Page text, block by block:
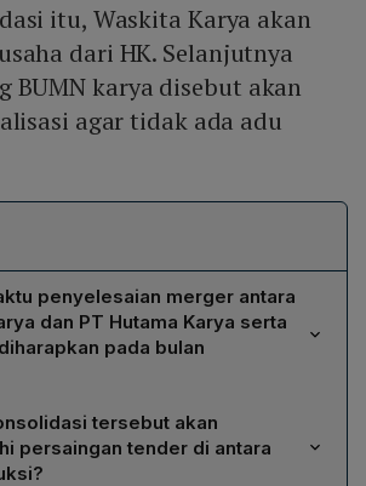
itu, Waskita Karya akan
dari HK. Selanjutnya
BUMN karya disebut akan
agar tidak ada adu
penyelesaian merger antara
dan PT Hutama Karya serta
pada bulan
BUMN, Arya Sinulingga,
konsolidasi selesai sebelum akhir
harapannya, pada bulan
tersebut akan
persaingan tender di antara